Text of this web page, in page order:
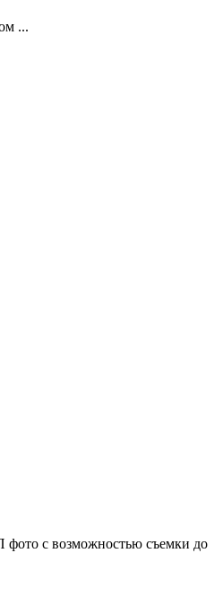
...
фото с возможностью съемки до